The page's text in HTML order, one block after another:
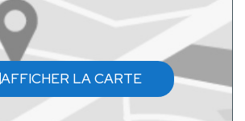
AFFICHER LA CARTE